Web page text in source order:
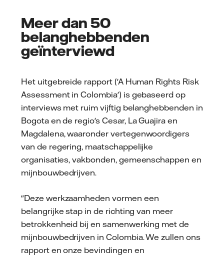
Meer dan 50
belanghebbenden
geïnterviewd
Het uitgebreide rapport ('A Human Rights Risk
Assessment in Colombia') is gebaseerd op
interviews met ruim vijftig belanghebbenden in
Bogota en de regio's Cesar, La Guajira en
Magdalena, waaronder vertegenwoordigers
van de regering, maatschappelijke
organisaties, vakbonden, gemeenschappen en
mijnbouwbedrijven.
"Deze werkzaamheden vormen een
belangrijke stap in de richting van meer
betrokkenheid bij en samenwerking met de
mijnbouwbedrijven in Colombia. We zullen ons
rapport en onze bevindingen en